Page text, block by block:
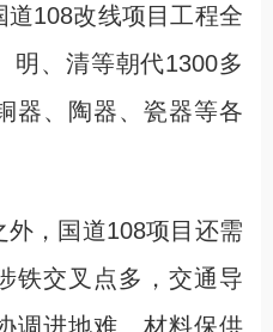
108改线项目工程全
明、清等朝代1300多
器、陶器、瓷器等各
，国道108项目还需
铁交叉点多，交通导
调进地难、材料保供